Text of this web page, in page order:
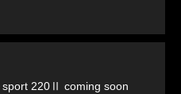
Lotus Elise sport 220Ⅱ coming soon